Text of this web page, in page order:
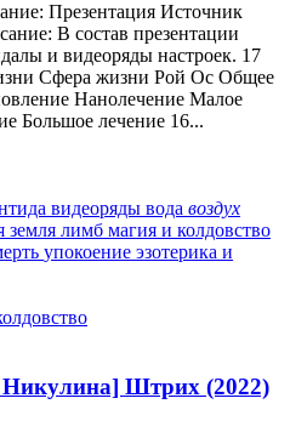
Презентация Источник
В состав презентации
и видеоряды настроек. 17
Сфера жизни Рой Ос Общее
Нанолечение Малое
Большое лечение 16...
видеоряды вода воздух
земля лимб магия и колдовство
упокоение эзотерика и
Штрих (2022)